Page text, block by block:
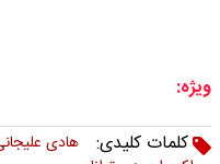
ویژه:
کلمات کلیدی:
هادی